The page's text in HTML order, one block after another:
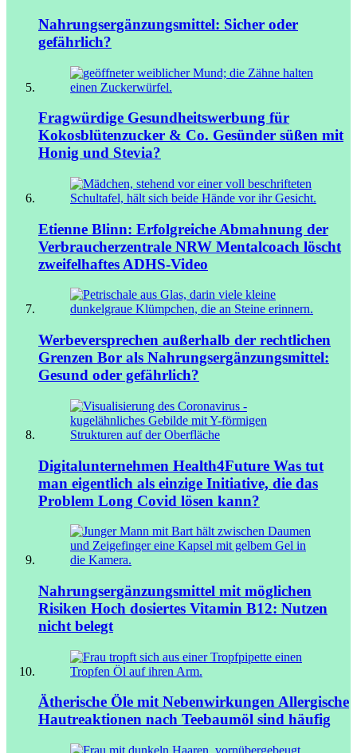
Nahrungsergänzungsmittel: Sicher oder
gefährlich?
Fragwürdige Gesundheitswerbung für
Kokosblütenzucker & Co. Gesünder süßen mit
Honig und Stevia?
Etienne Blinn: Erfolgreiche Abmahnung der
Verbraucherzentrale NRW Mentalcoach löscht
zweifelhaftes ADHS-Video
Werbeversprechen außerhalb der rechtlichen
Grenzen Bor als Nahrungsergänzungsmittel:
Gesund oder gefährlich?
Digitalunternehmen Health4Future Was tut
man eigentlich als einzige Initiative, die das
Problem Long Covid lösen kann?
Nahrungsergänzungsmittel mit möglichen
Risiken Hoch dosiertes Vitamin B12: Nutzen
nicht belegt
Ätherische Öle mit NebenwirkungenAllergische
Hautreaktionen nach Teebaumöl sind häufig